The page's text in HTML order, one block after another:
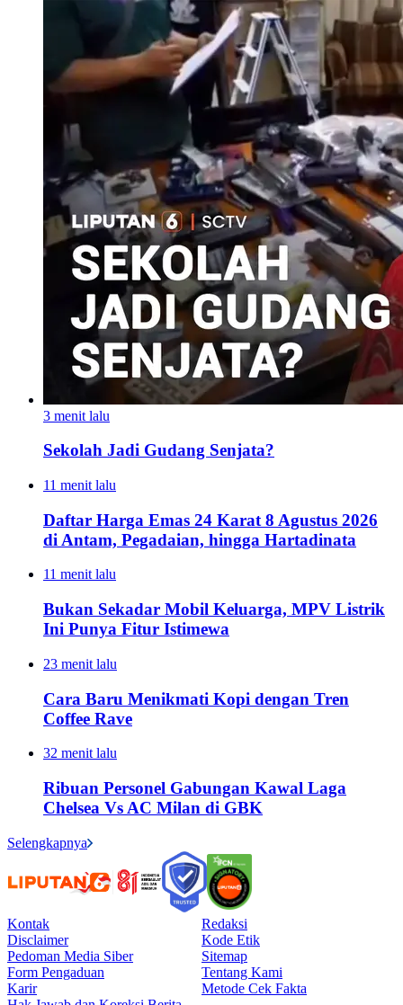
3 menit lalu
Sekolah Jadi Gudang Senjata?
11 menit lalu
Daftar Harga Emas 24 Karat 8 Agustus 2026
di Antam, Pegadaian, hingga Hartadinata
11 menit lalu
Bukan Sekadar Mobil Keluarga, MPV Listrik
Ini Punya Fitur Istimewa
23 menit lalu
Cara Baru Menikmati Kopi dengan Tren
Coffee Rave
32 menit lalu
Ribuan Personel Gabungan Kawal Laga
Chelsea Vs AC Milan di GBK
Selengkapnya
Kontak
Redaksi
Disclaimer
Kode Etik
Pedoman Media Siber
Sitemap
Form Pengaduan
Tentang Kami
Karir
Metode Cek Fakta